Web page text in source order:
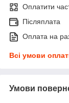
Оплатити
Післяплата
Оплата на
Всі умови
Умови